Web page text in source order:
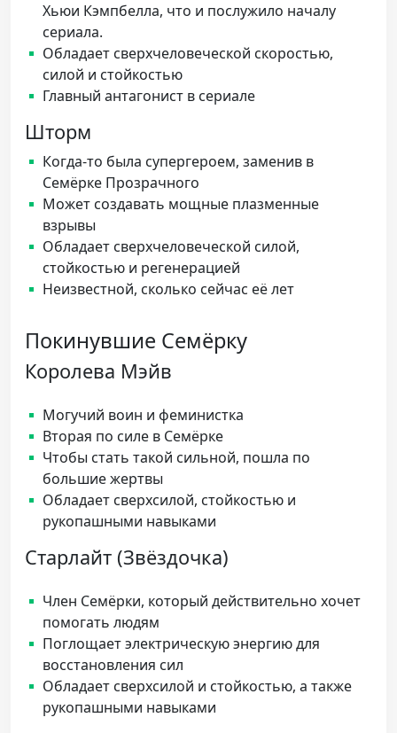
Хьюи Кэмпбелла, что и послужило началу
сериала.
Обладает сверхчеловеческой скоростью,
силой и стойкостью
Главный антагонист в сериале
Шторм
Когда-то была супергероем, заменив в
Семёрке Прозрачного
Может создавать мощные плазменные
взрывы
Обладает сверхчеловеческой силой,
стойкостью и регенерацией
Неизвестной, сколько сейчас её лет
Покинувшие Семёрку
Королева Мэйв
Могучий воин и феминистка
Вторая по силе в Семёрке
Чтобы стать такой сильной, пошла по
большие жертвы
Обладает сверхсилой, стойкостью и
рукопашными навыками
Старлайт (Звёздочка)
Член Семёрки, который действительно хочет
помогать людям
Поглощает электрическую энергию для
восстановления сил
Обладает сверхсилой и стойкостью, а также
рукопашными навыками